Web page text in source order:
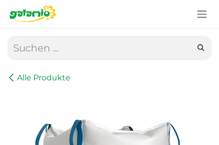
Zum Inhalt springen
Alle Produkte